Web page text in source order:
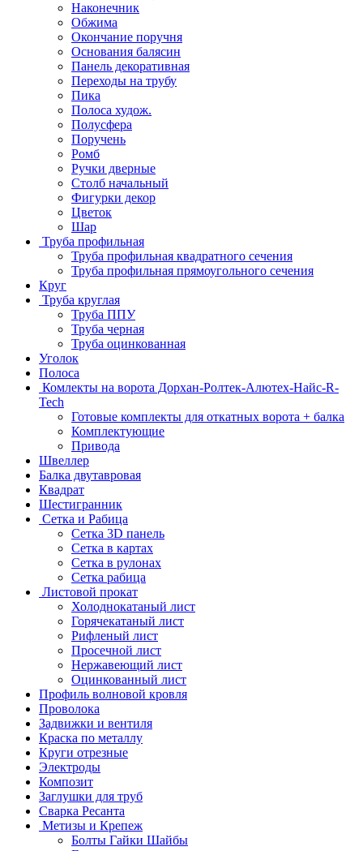
Наконечник
Обжима
Окончание поручня
Основания балясин
Панель декоративная
Переходы на трубу
Пика
Полоса худож.
Полусфера
Поручень
Ромб
Ручки дверные
Столб начальный
Фигурки декор
Цветок
Шар
Труба профильная
Труба профильная квадратного сечения
Труба профильная прямоугольного сечения
Круг
Труба круглая
Труба ППУ
Труба черная
Труба оцинкованная
Уголок
Полоса
Комлекты на ворота Дорхан-Ролтек-Алютех-Найс-R-
Tech
Готовые комплекты для откатных ворота + балка
Комплектующие
Привода
Швеллер
Балка двутавровая
Квадрат
Шестигранник
Сетка и Рабица
Сетка 3D панель
Сетка в картах
Сетка в рулонах
Сетка рабица
Листовой прокат
Холоднокатаный лист
Горячекатаный лист
Рифленый лист
Просечной лист
Нержавеющий лист
Оцинкованный лист
Профиль волновой кровля
Проволока
Задвижки и вентиля
Краска по металлу
Круги отрезные
Электроды
Композит
Заглушки для труб
Сварка Ресанта
Метизы и Крепеж
Болты Гайки Шайбы